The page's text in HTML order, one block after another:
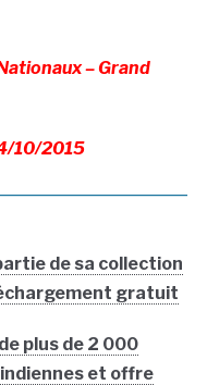
– Grand
10/2015
de sa collection
gratuit
plus de 2 000
et offre